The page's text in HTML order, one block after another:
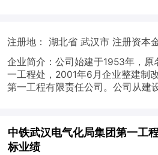
注册地： 湖北省 武汉市 注册资本
企业简介：公司始建于1953年，原
一工程处，2001年6月企业整建制
第一工程有限责任公司。公司从建
中铁武汉电气化局集团第一工
标业绩